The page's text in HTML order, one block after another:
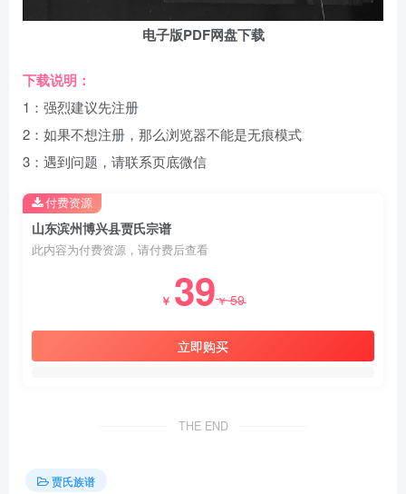
电子版PDF网盘下载
下载说明：
1：强烈建议先注册
2：如果不想注册，那么浏览器不能是无痕模式
3：遇到问题，请联系页底微信
山东滨州博兴县贾氏宗谱
此内容为付费资源，请付费后查看
￥ 39￥59
立即购买
付费资源
THE END
贾氏族谱